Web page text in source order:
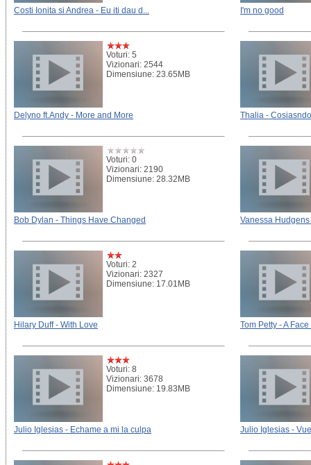
Costi Ionita si Andrea - Eu iti dau d... I'm no good
Voturi: 5
Vizionari: 2544
Dimensiune: 23.65MB
Delyno ft.Andy - More and More Thalia -
Voturi: 0
Vizionari: 2190
Dimensiune: 28.32MB
Bob Dylan - Things Have Changed Vanessa Hudgens
Voturi: 2
Vizionari: 2327
Dimensiune: 17.01MB
Hilary Duff - With Love Tom Petty - A
Voturi: 8
Vizionari: 3678
Dimensiune: 19.83MB
Julio Iglesias - Echame a mi la culpa Julio Iglesias -